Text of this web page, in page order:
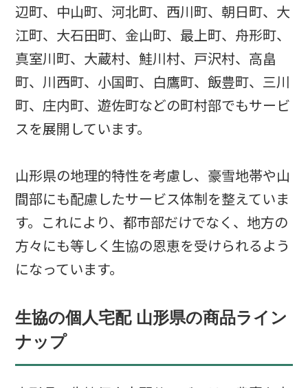
辺町、中山町、河北町、西川町、朝日町、大
江町、大石田町、金山町、最上町、舟形町、
真室川町、大蔵村、鮭川村、戸沢村、高畠
町、川西町、小国町、白鷹町、飯豊町、三川
町、庄内町、遊佐町などの町村部でもサービ
スを展開しています。
山形県の地理的特性を考慮し、豪雪地帯や山
間部にも配慮したサービス体制を整えていま
す。これにより、都市部だけでなく、地方の
方々にも等しく生協の恩恵を受けられるよう
になっています。
生協の個人宅配 山形県の商品ライン
ナップ